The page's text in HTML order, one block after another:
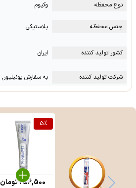
نوع محفظه وکیوم
جنس محفظه پلاستیکی
کشور تولید کننده ایران
شرکت تولید کننده به سفارش
5%
256,500تومان